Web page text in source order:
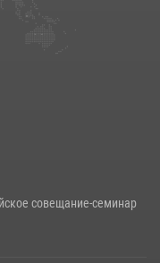
совещание-семинар